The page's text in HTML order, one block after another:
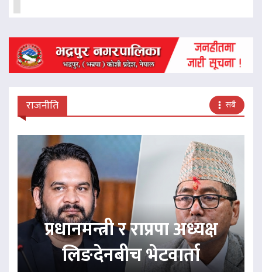
राजनीति सबै
प्रधानमन्त्री र राप्रपा अध्यक्ष
लिङदेनबीच भेटवार्ता